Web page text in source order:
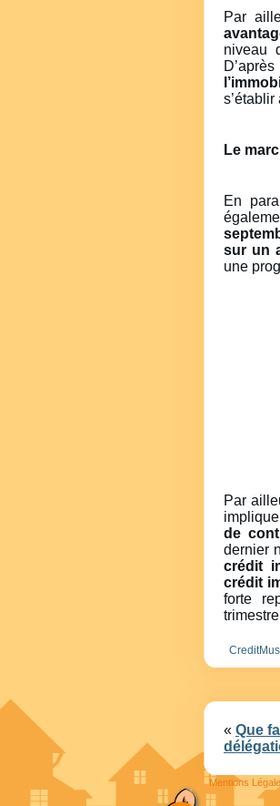
Par
niveau
Le
En
sur un
une
Par
de
dernier
crédit
crédit
forte
« Que
Mentions